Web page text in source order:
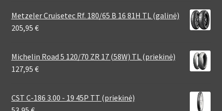
Metzeler Cruisetec Rf. 180/65 B 16 81H TL (galinė)
205,95 €
Michelin Road 5 120/70 ZR 17 (58W) TL (priekinė)
127,95 €
CST C-186 3.00 - 19 45P TT (priekinė)